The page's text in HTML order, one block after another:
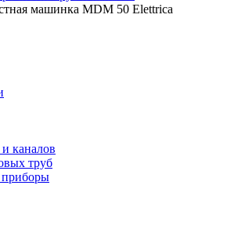
машинка MDM 50 Elettrica
каналов
труб
приборы